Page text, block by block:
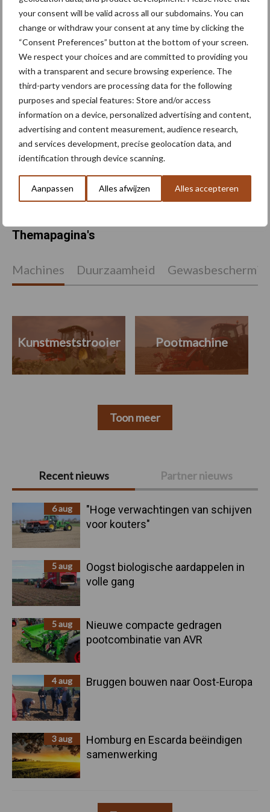
your consent will be valid across all our subdomains. You can
change or withdraw your consent at any time by clicking the
“Consent Preferences” button at the bottom of your screen.
We respect your choices and are committed to providing you
with a transparent and secure browsing experience. The
third-party vendors are processing data for the following
purposes and special features: Store and/or access
information on a device, personalized advertising and content,
advertising and content measurement, audience research,
and services development, precise geolocation data, and
identification through device scanning.
Aanpassen Alles afwijzen Alles accepteren
Primaire
Sidebar
Recent nieuws Partner nieuws
6 aug
"Hoge verwachtingen van schijven
voor kouters"
5 aug
Oogst biologische aardappelen in
volle gang
5 aug
Nieuwe compacte gedragen
pootcombinatie van AVR
4 aug Bruggen bouwen naar Oost-Europa
3 aug
Homburg en Escarda beëindigen
samenwerking
van gestolen materieel
ATH en GTH 2026: smart
farming, autonome
voersystemen en mobiele
energievoorziening
BIG Challenge maakt
voorlopige opbrengst van
ruim 1,24 miljoen euro
bekend
Themapagina's
Machines Duurzaamheid
Kunstmeststrooier Pootmachine
Toon meer